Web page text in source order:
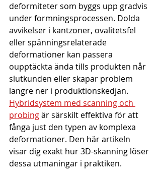
deformiteter som byggs upp gradvis
under formningsprocessen. Dolda
avvikelser i kantzoner, ovalitetsfel
eller spänningsrelaterade
deformationer kan passera
oupptäckta ända tills produkten når
slutkunden eller skapar problem
längre ner i produktionskedjan.
Hybridsystem med scanning och
probing är särskilt effektiva för att
fånga just den typen av komplexa
deformationer. Den här artikeln
visar dig exakt hur 3D-skanning löser
dessa utmaningar i praktiken.